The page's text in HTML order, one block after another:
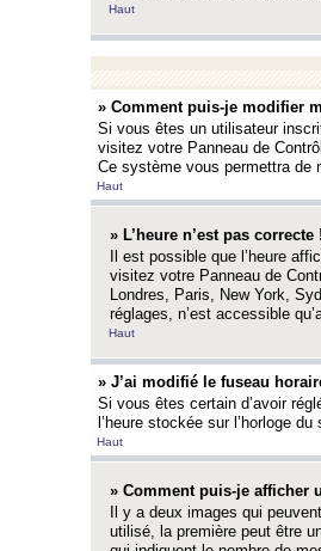
Haut
» Comment puis-je modifier
Si vous êtes un utilisateur
visitez votre Panneau de
Ce système vous permettra de
Haut
» L’heure n’est pas correcte !
Il est possible que l’heure
visitez votre Panneau de
Londres, Paris, New York,
réglages, n’est accessible
Haut
» J’ai modifié le fuseau
Si vous êtes certain d’avoir
l’heure stockée sur l’horloge
Haut
» Comment puis-je afficher
Il y a deux images qui
utilisé, la première peut être